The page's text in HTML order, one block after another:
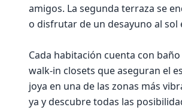
amigos. La segunda terraza se
o disfrutar de un desayuno al sol
Cada habitación cuenta con
walk-in closets que aseguran el
joya en una de las zonas más
ya y descubre todas las